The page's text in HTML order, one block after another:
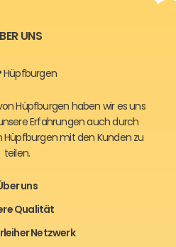
UNS
Hüpfburgen
Hüpfburgen haben wir es uns
Erfahrungen auch durch
mit den Kunden zu
teilen.
uns
Qualität
Netzwerk